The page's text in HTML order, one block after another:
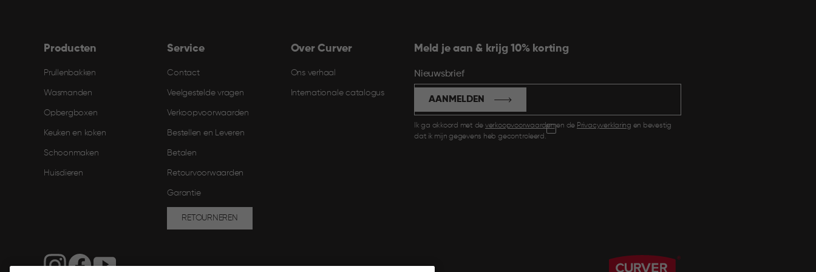
Producten
Prullenbakken
Wasmanden
Opbergboxen
Keuken en koken
Schoonmaken
Huisdieren
Service
Contact
Veelgestelde vragen
Verkoopvoorwaarden
Bestellen en Leveren​
Betalen
Retourvoorwaarden
Garantie
RETOURNEREN
Over Curver
Ons verhaal
Internationale catalogus
Meld je aan & krijg 10% korting
Nieuwsbrief
Ik ga akkoord met de verkoopvoorwaardenen de Privacyverklaring en bevestig
dat ik mijn gegevens heb gecontroleerd.
AANMELDEN